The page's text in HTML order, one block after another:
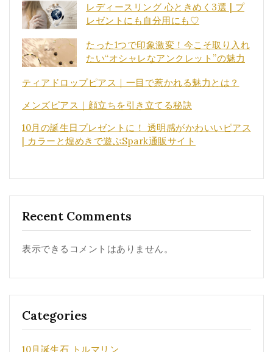
レディースリング 心ときめく3選 | プ
レゼントにも自分用にも♡
たった1つで印象激変！今こそ取り入れ
たい“オシャレなアンクレット”の魅力
ティアドロップピアス｜一目で惹かれる魅力とは？
メンズピアス｜顔立ちを引き立てる秘訣
10月の誕生日プレゼントに！ 透明感がかわいいピアス
| カラーと煌めきで遊ぶSpark通販サイト
Recent Comments
表示できるコメントはありません。
Categories
10月誕生石 トルマリン